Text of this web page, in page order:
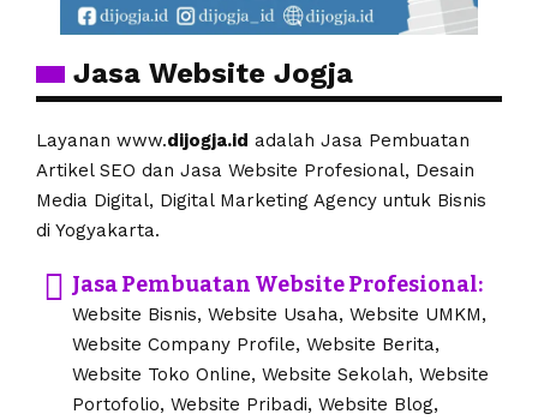
Jasa Website Jogja
Layanan www.dijogja.id adalah Jasa Pembuatan
Artikel SEO dan Jasa Website Profesional, Desain
Media Digital, Digital Marketing Agency untuk Bisnis
di Yogyakarta.
Jasa Pembuatan Website Profesional:
Website Bisnis, Website Usaha, Website UMKM,
Website Company Profile, Website Berita,
Website Toko Online, Website Sekolah, Website
Portofolio, Website Pribadi, Website Blog,